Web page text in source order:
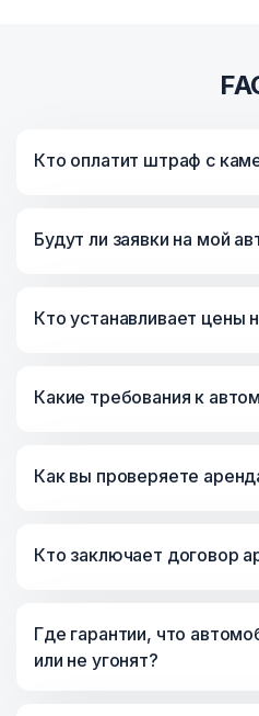
вкладывать деньги, как
имущества, как
разберемся!
Почему выгодно
Кто оплатит штраф с
Будут ли заявки на мой
Кто устанавливает цены
Какие требования к
Как вы проверяете
Кто заключает договор
Где гарантии, что
или не угонят?